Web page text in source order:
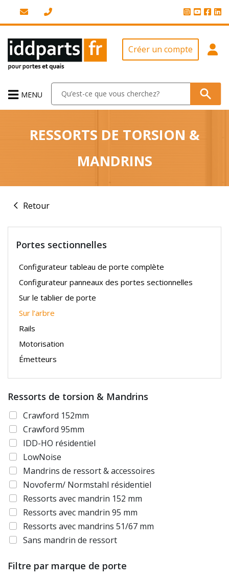
Créer un compte
MENU
RESSORTS DE TORSION &
MANDRINS
Retour
Portes sectionnelles
Configurateur tableau de porte complète
Configurateur panneaux des portes sectionnelles
Sur le tablier de porte
Sur l’arbre
Rails
Motorisation
Émetteurs
Ressorts de torsion & Mandrins
Crawford 152mm
Crawford 95mm
IDD-HO résidentiel
LowNoise
Mandrins de ressort & accessoires
Novoferm/ Normstahl résidentiel
Ressorts avec mandrin 152 mm
Ressorts avec mandrin 95 mm
Ressorts avec mandrins 51/67 mm
Sans mandrin de ressort
Filtre par marque de porte